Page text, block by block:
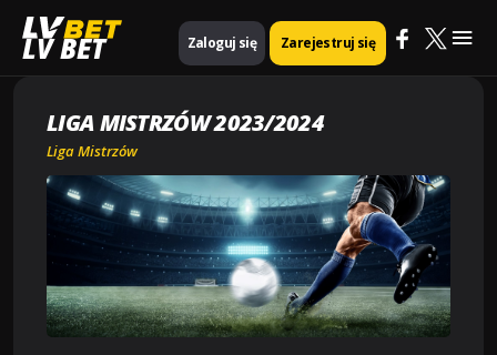
LV BET Zaloguj się Zarejestruj się
Strona główna Liga Mistrzów Liga Mistrzów 2023/2024
LIGA MISTRZÓW 2023/2024
Liga Mistrzów